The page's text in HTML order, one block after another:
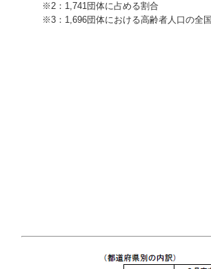
※2：1,741団体に占める割合
※3：1,696団体における高齢者人口の全